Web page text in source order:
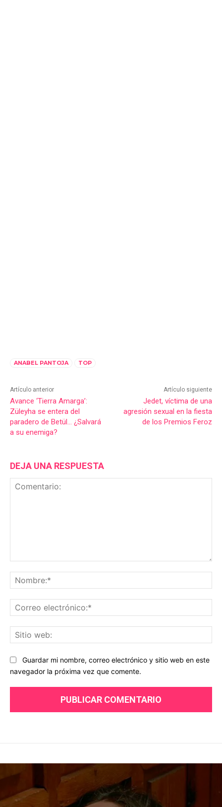
ANABEL PANTOJA TOP
Artículo anterior
Avance ‘Tierra Amarga’:
Züleyha se entera del
paradero de Betül… ¿Salvará
a su enemiga?
Artículo siguiente
Jedet, víctima de una
agresión sexual en la fiesta
de los Premios Feroz
DEJA UNA RESPUESTA
Guardar mi nombre, correo electrónico y sitio web en este
navegador la próxima vez que comente.